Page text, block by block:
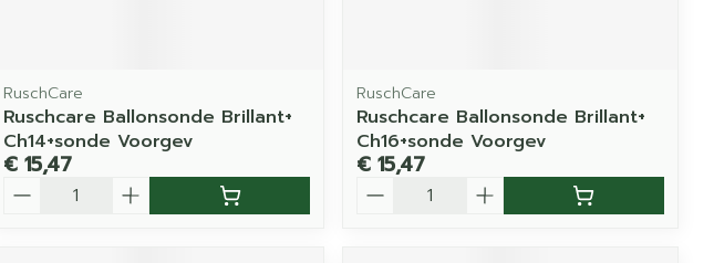
RuschCare
Ruschcare Ballonsonde Brillant+
Ch14+sonde Voorgev
€ 15,47
RuschCare
Ruschcare Ballonsonde Brillant+
Ch16+sonde Voorgev
€ 15,47